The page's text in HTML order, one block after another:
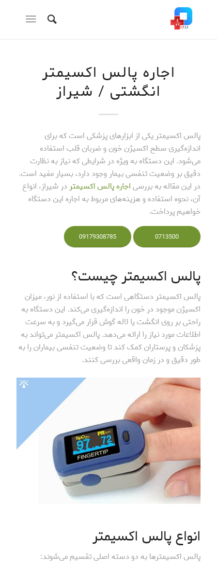
اجاره پالس اکسیمتر
انگشتی / شیراز
پالس اکسیمتر یکی از ابزارهای پزشکی است که برای
اندازه‌گیری سطح اکسیژن خون و ضربان قلب استفاده
می‌شود. این دستگاه به ویژه در شرایطی که نیاز به نظارت
دقیق بر وضعیت تنفسی بیمار وجود دارد، بسیار مفید است.
در این مقاله به بررسیاجاره پالس اکسیمتر در شیراز، انواع
آن، نحوه استفاده و هزینه‌های مربوط به اجاره این دستگاه
خواهیم پرداخت.
0713500
09179308785
پالس اکسیمتر چیست؟
پالس اکسیمتر دستگاهی است که با استفاده از نور، میزان
اکسیژن موجود در خون را اندازه‌گیری می‌کند. این دستگاه به
راحتی بر روی انگشت یا لاله گوش قرار می‌گیرد و به سرعت
اطلاعات مورد نیاز را ارائه می‌دهد. پالس اکسیمتر می‌تواند به
پزشکان و پرستاران کمک کند تا وضعیت تنفسی بیماران را به
طور دقیق و در زمان واقعی بررسی کنند.
انواع پالس اکسیمتر
پالس اکسیمترها به دو دسته اصلی تقسیم می‌شوند: